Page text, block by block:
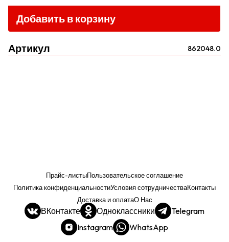
Добавить в корзину
Артикул 862048.0
Прайс-листыПользовательское соглашение
Политика конфиденциальностиУсловия сотрудничестваКонтакты
Доставка и оплатаО Нас
ВКонтакте Одноклассники
Telegram
Instagram
WhatsApp